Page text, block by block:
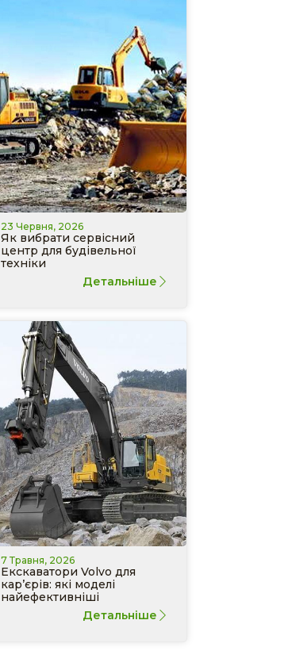
23 Червня, 2026
Як вибрати сервісний
центр для будівельної
техніки
Детальніше
7 Травня, 2026
Екскаватори Volvo для
кар’єрів: які моделі
найефективніші
Детальніше